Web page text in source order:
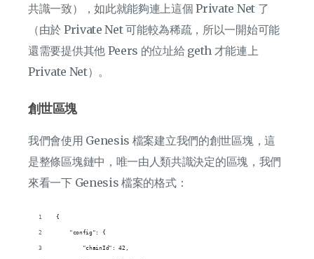
共識一致），如此就能夠連上這個 Private Net 了
（由於 Private Net 可能較為稀疏，所以一開始可能
還需要提供其他 Peers 的位址給 geth 才能連上
Private Net）。
創世區塊
我們會使用 Genesis 檔案建立我們的創世區塊，這
是整條區塊鏈中，唯一由人類共識決定的區塊，我們
來看一下 Genesis 檔案的格式：
{
    "config": {
        "chainId": 42,